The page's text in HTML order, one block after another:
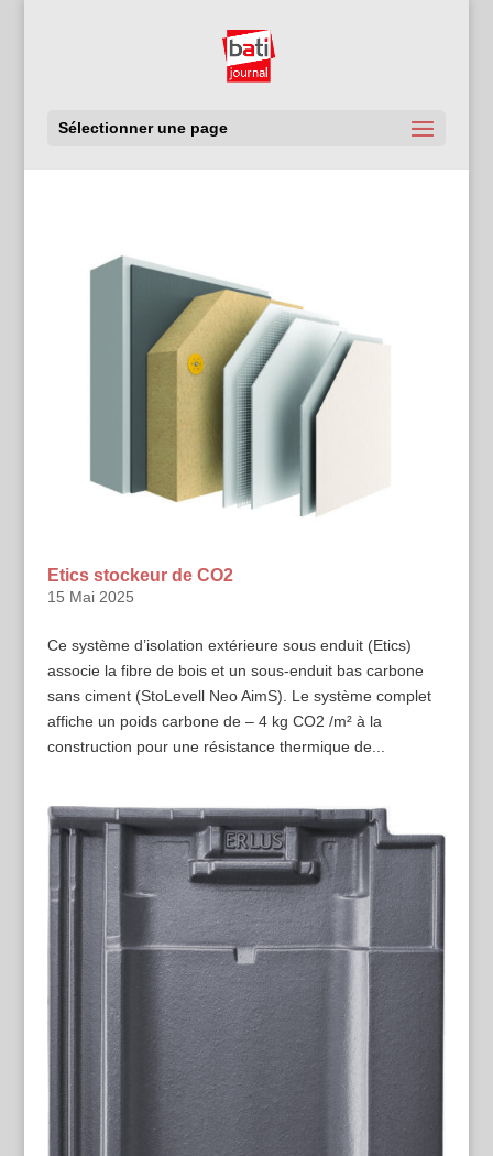
Sélectionner une page
Etics stockeur de CO2
15 Mai 2025
Ce système d’isolation extérieure sous enduit (Etics)
associe la fibre de bois et un sous-enduit bas carbone
sans ciment (StoLevell Neo AimS). Le système complet
affiche un poids carbone de – 4 kg CO2 /m² à la
construction pour une résistance thermique de...